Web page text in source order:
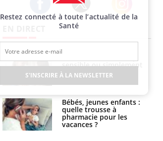
Facebook Twitter Instagram
sensible ou simplement
très empathique ?
Bébés, jeunes enfants :
quelle trousse à
pharmacie pour les
vacances ?
Restez connecté à toute l’actualité de la
Santé
S'INSCRIRE À LA NEWSLETTER